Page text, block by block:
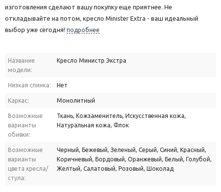
изготовления сделают вашу покупку еще приятнее. Не
откладывайте на потом, кресло Minister Extra - ваш идеальный
выбор уже сегодня! подробнее
Название
модели:
Кресло Министр Экстра
Низкая спинка: Нет
Каркас: Монолитный
Возможные
варианты
обивки:
Ткань, Кожзаменитель, Искусственная кожа,
Натуральная кожа, Флок
Возможные
варианты
цвета кресла/
стула:
Черный, Бежевый, Зеленый, Серый, Синий, Красный,
Коричневый, Бордовый, Оранжевый, Белый, Голубой,
Желтый, Салатовый, Розовый, Шоколад